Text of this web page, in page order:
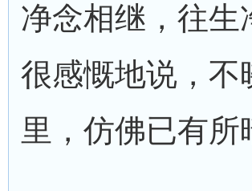
净念相继，往
很感慨地说，不
里，仿佛已有所